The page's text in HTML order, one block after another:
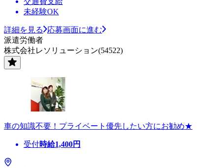
未経験OK
詳細を見る
応募画面に進む
派遣労働者
株式会社レソリューション(54522)
車の知識不要！プライベート優先したい方にお勧め★
受付時給1,400円